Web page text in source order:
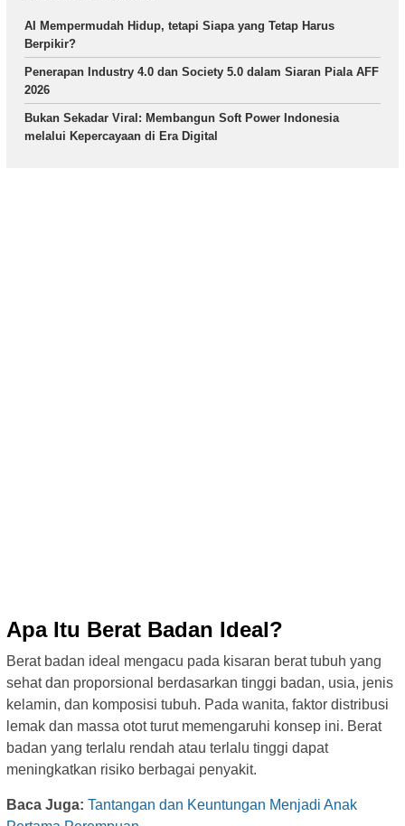
AI Mempermudah Hidup, tetapi Siapa yang Tetap Harus
Berpikir?
Penerapan Industry 4.0 dan Society 5.0 dalam Siaran Piala AFF
2026
Bukan Sekadar Viral: Membangun Soft Power Indonesia
melalui Kepercayaan di Era Digital
Apa Itu Berat Badan Ideal?
Berat badan ideal mengacu pada kisaran berat tubuh yang
sehat dan proporsional berdasarkan tinggi badan, usia, jenis
kelamin, dan komposisi tubuh. Pada wanita, faktor distribusi
lemak dan massa otot turut memengaruhi konsep ini. Berat
badan yang terlalu rendah atau terlalu tinggi dapat
meningkatkan risiko berbagai penyakit.
Baca Juga: Tantangan dan Keuntungan Menjadi Anak